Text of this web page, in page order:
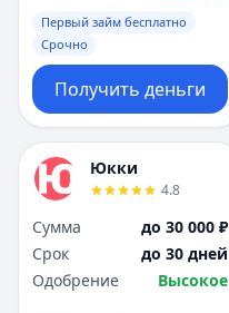
Первый займ бесплатно
Срочно
Получить деньги
Юкки
4.8
Сумма
до 30 000 ₽
Срок
до 30 дней
Одобрение
Высокое